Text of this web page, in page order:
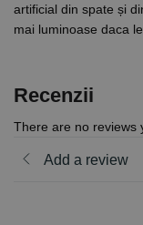
artificial din spate și
mai luminoase daca
Recenzii
There are no reviews
Add a review